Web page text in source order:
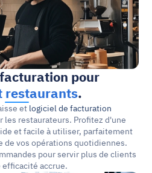
pour
restaurants.
et logiciel de facturation
les restaurateurs. Profitez d'une
et facile à utiliser, parfaitement
de vos opérations quotidiennes.
pour servir plus de clients
efficacité accrue.